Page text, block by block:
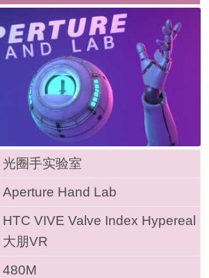
光圈手实验室
Aperture Hand Lab
HTC VIVE Valve Index Hypereal
大朋VR
480M